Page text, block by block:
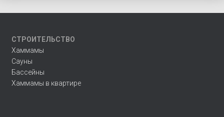
СТРОИТЕЛЬСТВО
Хаммамы
Сауны
Бассейны
Хаммамы в квартире